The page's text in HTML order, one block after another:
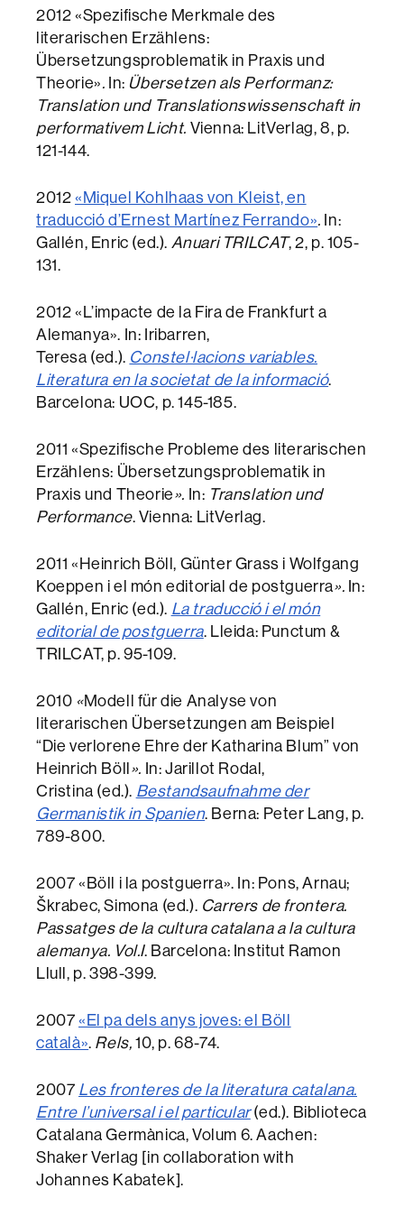
2012 «Spezifische Merkmale des
literarischen Erzählens:
Übersetzungsproblematik in Praxis und
Theorie». In: Übersetzen als Performanz:
Translation und Translationswissenschaft in
performativem Licht. Vienna: LitVerlag, 8, p.
121-144.
2012 «Miquel Kohlhaas von Kleist, en
traducció d’Ernest Martínez Ferrando». In:
Gallén, Enric (ed.). Anuari TRILCAT, 2, p. 105-
131.
2012 «L’impacte de la Fira de Frankfurt a
Alemanya». In: Iribarren,
Teresa (ed.). Constel·lacions variables.
Literatura en la societat de la informació.
Barcelona: UOC, p. 145-185.
2011 «Spezifische Probleme des literarischen
Erzählens: Übersetzungsproblematik in
Praxis und Theorie». In: Translation und
Performance. Vienna: LitVerlag.
2011 «Heinrich Böll, Günter Grass i Wolfgang
Koeppen i el món editorial de postguerra». In:
Gallén, Enric (ed.). La traducció i el món
editorial de postguerra. Lleida: Punctum &
TRILCAT, p. 95-109.
2010 «Modell für die Analyse von
literarischen Übersetzungen am Beispiel
“Die verlorene Ehre der Katharina Blum” von
Heinrich Böll ». In: Jarillot Rodal,
Cristina (ed.). Bestandsaufnahme der
Germanistik in Spanien. Berna: Peter Lang, p.
789-800.
2007 «Böll i la postguerra». In: Pons, Arnau;
Škrabec, Simona (ed.). Carrers de frontera.
Passatges de la cultura catalana a la cultura
alemanya. Vol.I. Barcelona: Institut Ramon
Llull, p. 398-399.
2007 «El pa dels anys joves: el Böll
català». Rels,10, p. 68-74.
2007 Les fronteres de la literatura catalana.
Entre l’universal i el particular(ed.). Biblioteca
Catalana Germànica, Volum 6. Aachen:
Shaker Verlag [in collaboration with
Johannes Kabatek].